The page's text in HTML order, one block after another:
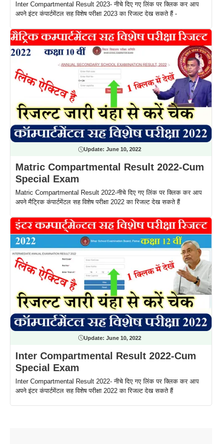
Inter Compartmental Result 2023- नीचे दिए गए लिंक पर क्लिक कर आप
अपने इंटर कंपार्टमेंटल सह विशेष परीक्षा 2023 का रिजल्ट देख सकते हैं -
Update: June 10, 2022
Matric Compartmental Result 2022-Cum
Special Exam
Matric Compartmental Result 2022-नीचे दिए गए लिंक पर क्लिक कर आप
अपने मैट्रिक कंपार्टमेंटल सह विशेष परीक्षा 2022 का रिजल्ट देख सकते हैं
Update: June 10, 2022
Inter Compartmental Result 2022-Cum
Special Exam
Inter Compartmental Result 2022- नीचे दिए गए लिंक पर क्लिक कर आप
अपने इंटर कंपार्टमेंटल सह विशेष परीक्षा 2022 का रिजल्ट देख सकते हैं